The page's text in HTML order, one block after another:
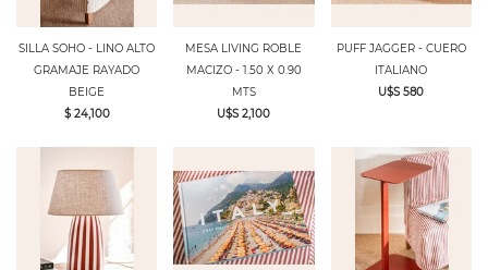
SILLA SOHO - LINO ALTO
GRAMAJE RAYADO
BEIGE
$ 24,100
MESA LIVING ROBLE
MACIZO - 1.50 X 0.90
MTS
U$S 2,100
PUFF JAGGER - CUERO
ITALIANO
U$S 580